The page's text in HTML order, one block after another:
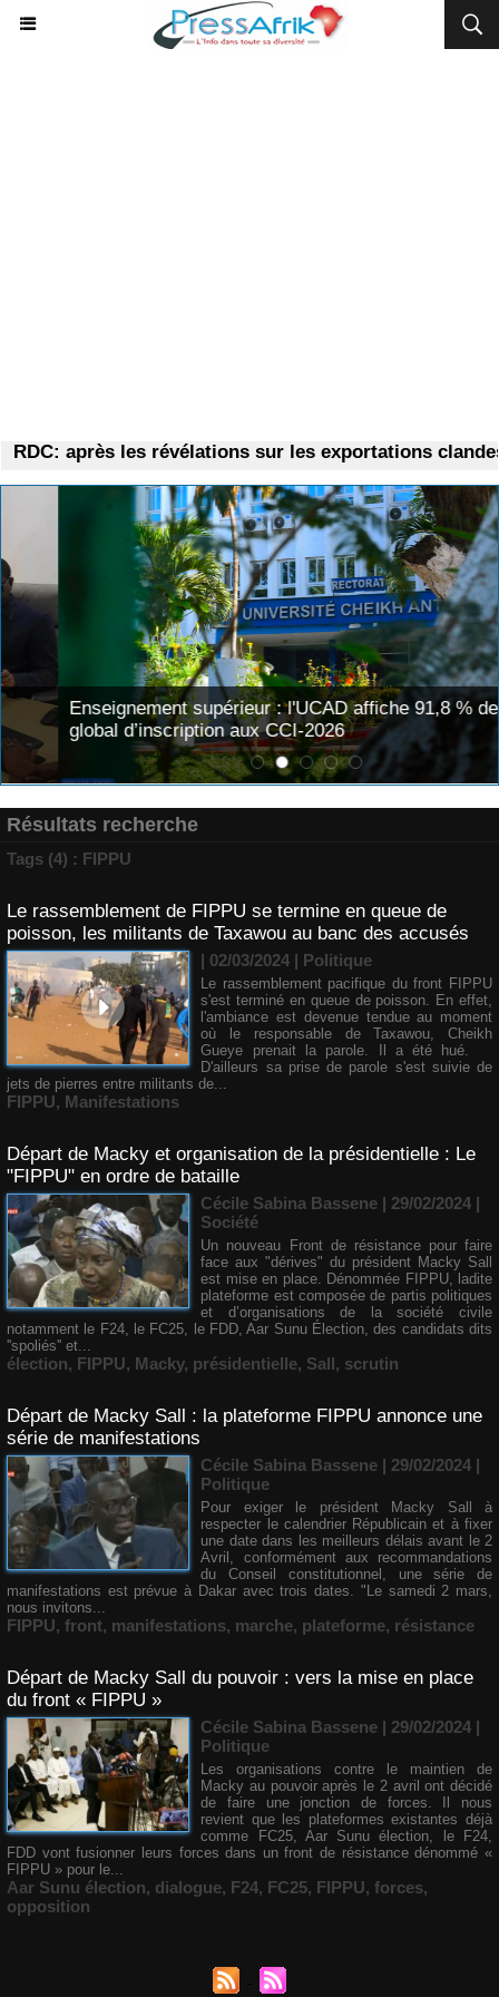
après les révélations sur les exportations
Enseignement supérieur : l'UCAD affiche 91,8 % de taux
global d’inscription aux CCI-2026
Résultats recherche
Tags (4) : FIPPU
Le rassemblement de FIPPU se termine en queue de
poisson, les militants de Taxawou au banc des accusés
| 02/03/2024 | Politique
Le rassemblement pacifique du front FIPPU
s'est terminé en queue de poisson. En effet,
l'ambiance est devenue tendue au moment
où le responsable de Taxawou, Cheikh
Gueye prenait la parole. Il a été hué.
D'ailleurs sa prise de parole s'est suivie de
jets de pierres entre militants de...
FIPPU, Manifestations
Départ de Macky et organisation de la présidentielle : Le
"FIPPU" en ordre de bataille
Cécile Sabina Bassene | 29/02/2024 |
Société
Un nouveau Front de résistance pour faire
face aux "dérives" du président Macky Sall
est mise en place. Dénommée FIPPU, ladite
plateforme est composée de partis politiques
et d’organisations de la société civile
notamment le F24, le FC25, le FDD, Aar Sunu Élection, des candidats dits
''spoliés'' et...
élection, FIPPU, Macky, présidentielle, Sall, scrutin
Départ de Macky Sall : la plateforme FIPPU annonce une
série de manifestations
Cécile Sabina Bassene | 29/02/2024 |
Politique
Pour exiger le président Macky Sall à
respecter le calendrier Républicain et à fixer
une date dans les meilleurs délais avant le 2
Avril, conformément aux recommandations
du Conseil constitutionnel, une série de
manifestations est prévue à Dakar avec trois dates. "Le samedi 2 mars,
nous invitons...
FIPPU, front, manifestations, marche, plateforme, résistance
Départ de Macky Sall du pouvoir : vers la mise en place
du front « FIPPU »
Cécile Sabina Bassene | 29/02/2024 |
Politique
Les organisations contre le maintien de
Macky au pouvoir après le 2 avril ont décidé
de faire une jonction de forces. Il nous
revient que les plateformes existantes déjà
comme FC25, Aar Sunu élection, le F24,
FDD vont fusionner leurs forces dans un front de résistance dénommé «
FIPPU » pour le...
Aar Sunu élection, dialogue, F24, FC25, FIPPU, forces,
opposition